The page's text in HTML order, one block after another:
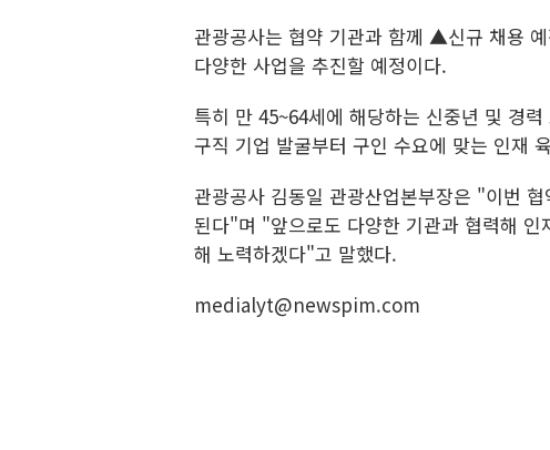
관광공사는 협약 기관과 함께 ▲신규 채용
다양한 사업을 추진할 예정이다.
특히 만 45~64세에 해당하는 신중년 및 경
구직 기업 발굴부터 구인 수요에 맞는 인재
관광공사 김동일 관광산업본부장은 "이번
된다"며 "앞으로도 다양한 기관과 협력해
해 노력하겠다"고 말했다.
medialyt@newspim.com